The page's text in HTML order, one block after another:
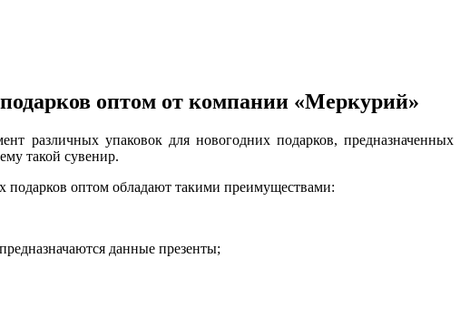
оптом от компании «Меркурий»
различных упаковок для новогодних подарков,
такой сувенир.
подарков оптом обладают такими преимуществами:
данные презенты;